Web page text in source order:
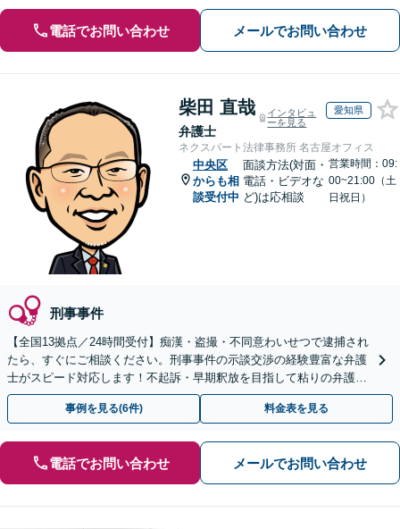
電話でお問い合わせ メールでお問い合わせ
柴田 直哉
弁護士
インタビュ
ーを見る
愛知県
ネクスパート法律事務所 名古屋オフィス
中央区
からも相
談受付中
面談方法(対面・
電話・ビデオな
ど)は応相談
営業時間：09:
00~21:00（土
日祝日）
刑事事件
【全国13拠点／24時間受付】痴漢・盗撮・不同意わいせつで逮捕され
たら、すぐにご相談ください。刑事事件の示談交渉の経験豊富な弁護
士がスピード対応します！不起訴・早期釈放を目指して粘りの弁護活
動を行います。
事例を見る(6件) 料金表を見る
電話でお問い合わせ メールでお問い合わせ